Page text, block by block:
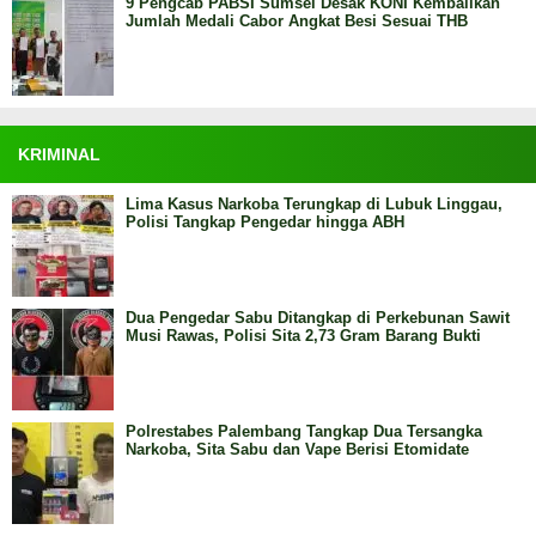
Jumlah Medali Cabor Angkat Besi Sesuai THB
KRIMINAL
Lima Kasus Narkoba Terungkap di Lubuk Linggau,
Polisi Tangkap Pengedar hingga ABH
Dua Pengedar Sabu Ditangkap di Perkebunan Sawit
Musi Rawas, Polisi Sita 2,73 Gram Barang Bukti
Polrestabes Palembang Tangkap Dua Tersangka
Narkoba, Sita Sabu dan Vape Berisi Etomidate